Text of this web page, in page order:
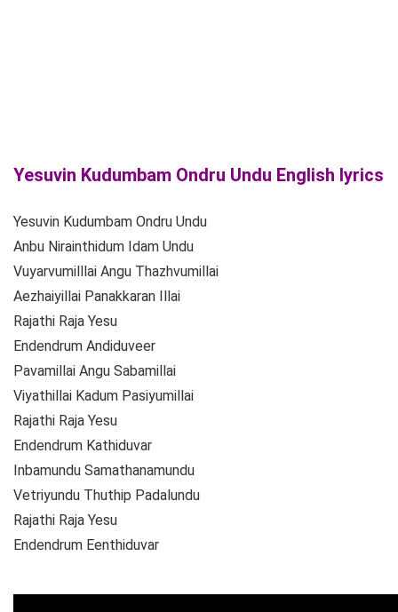
Yesuvin Kudumbam Ondru Undu English lyrics
Yesuvin Kudumbam Ondru Undu
Anbu Nirainthidum Idam Undu
Vuyarvumilllai Angu Thazhvumillai
Aezhaiyillai Panakkaran Illai
Rajathi Raja Yesu
Endendrum Andiduveer
Pavamillai Angu Sabamillai
Viyathillai Kadum Pasiyumillai
Rajathi Raja Yesu
Endendrum Kathiduvar
Inbamundu Samathanamundu
Vetriyundu Thuthip Padalundu
Rajathi Raja Yesu
Endendrum Eenthiduvar